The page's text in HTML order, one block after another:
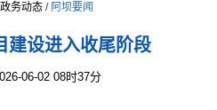
政务动态 / 阿坝要闻
建设进入收尾阶段
06-02 08时37分